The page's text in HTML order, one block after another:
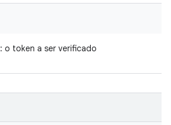
: o token a ser verificado